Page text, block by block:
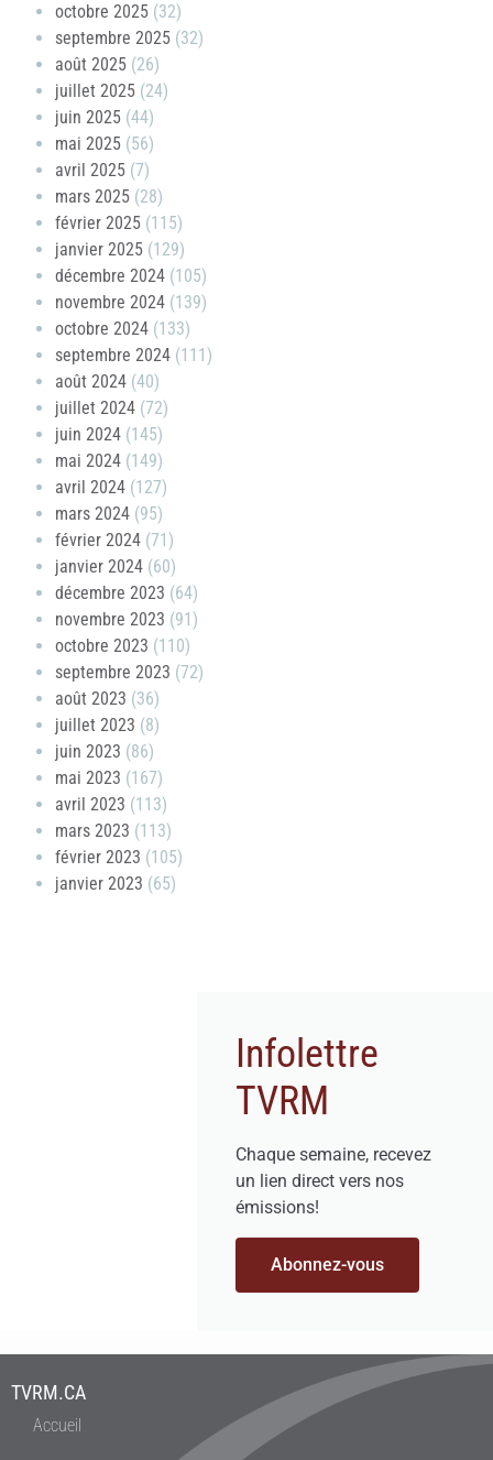
octobre 2025 (32)
septembre 2025 (32)
août 2025 (26)
juillet 2025 (24)
juin 2025 (44)
mai 2025 (56)
avril 2025 (7)
mars 2025 (28)
février 2025 (115)
janvier 2025 (129)
décembre 2024 (105)
novembre 2024 (139)
octobre 2024 (133)
septembre 2024 (111)
août 2024 (40)
juillet 2024 (72)
juin 2024 (145)
mai 2024 (149)
avril 2024 (127)
mars 2024 (95)
février 2024 (71)
janvier 2024 (60)
décembre 2023 (64)
novembre 2023 (91)
octobre 2023 (110)
septembre 2023 (72)
août 2023 (36)
juillet 2023 (8)
juin 2023 (86)
mai 2023 (167)
avril 2023 (113)
mars 2023 (113)
février 2023 (105)
janvier 2023 (65)
Infolettre
TVRM
Chaque semaine, recevez
un lien direct vers nos
émissions!
Abonnez-vous
TVRM.CA
Accueil